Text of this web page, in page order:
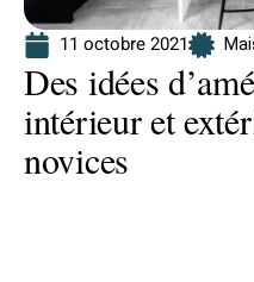
11 octobre 2021
Des idées
intérieur et
novices